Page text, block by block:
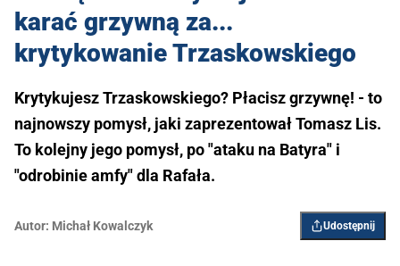
karać grzywną za...
krytykowanie Trzaskowskiego
Krytykujesz Trzaskowskiego? Płacisz grzywnę! - to
najnowszy pomysł, jaki zaprezentował Tomasz Lis.
To kolejny jego pomysł, po "ataku na Batyra" i
"odrobinie amfy" dla Rafała.
Autor: Michał Kowalczyk Udostępnij